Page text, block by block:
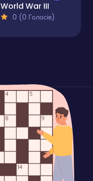
World War III
0 (0 Голосів)